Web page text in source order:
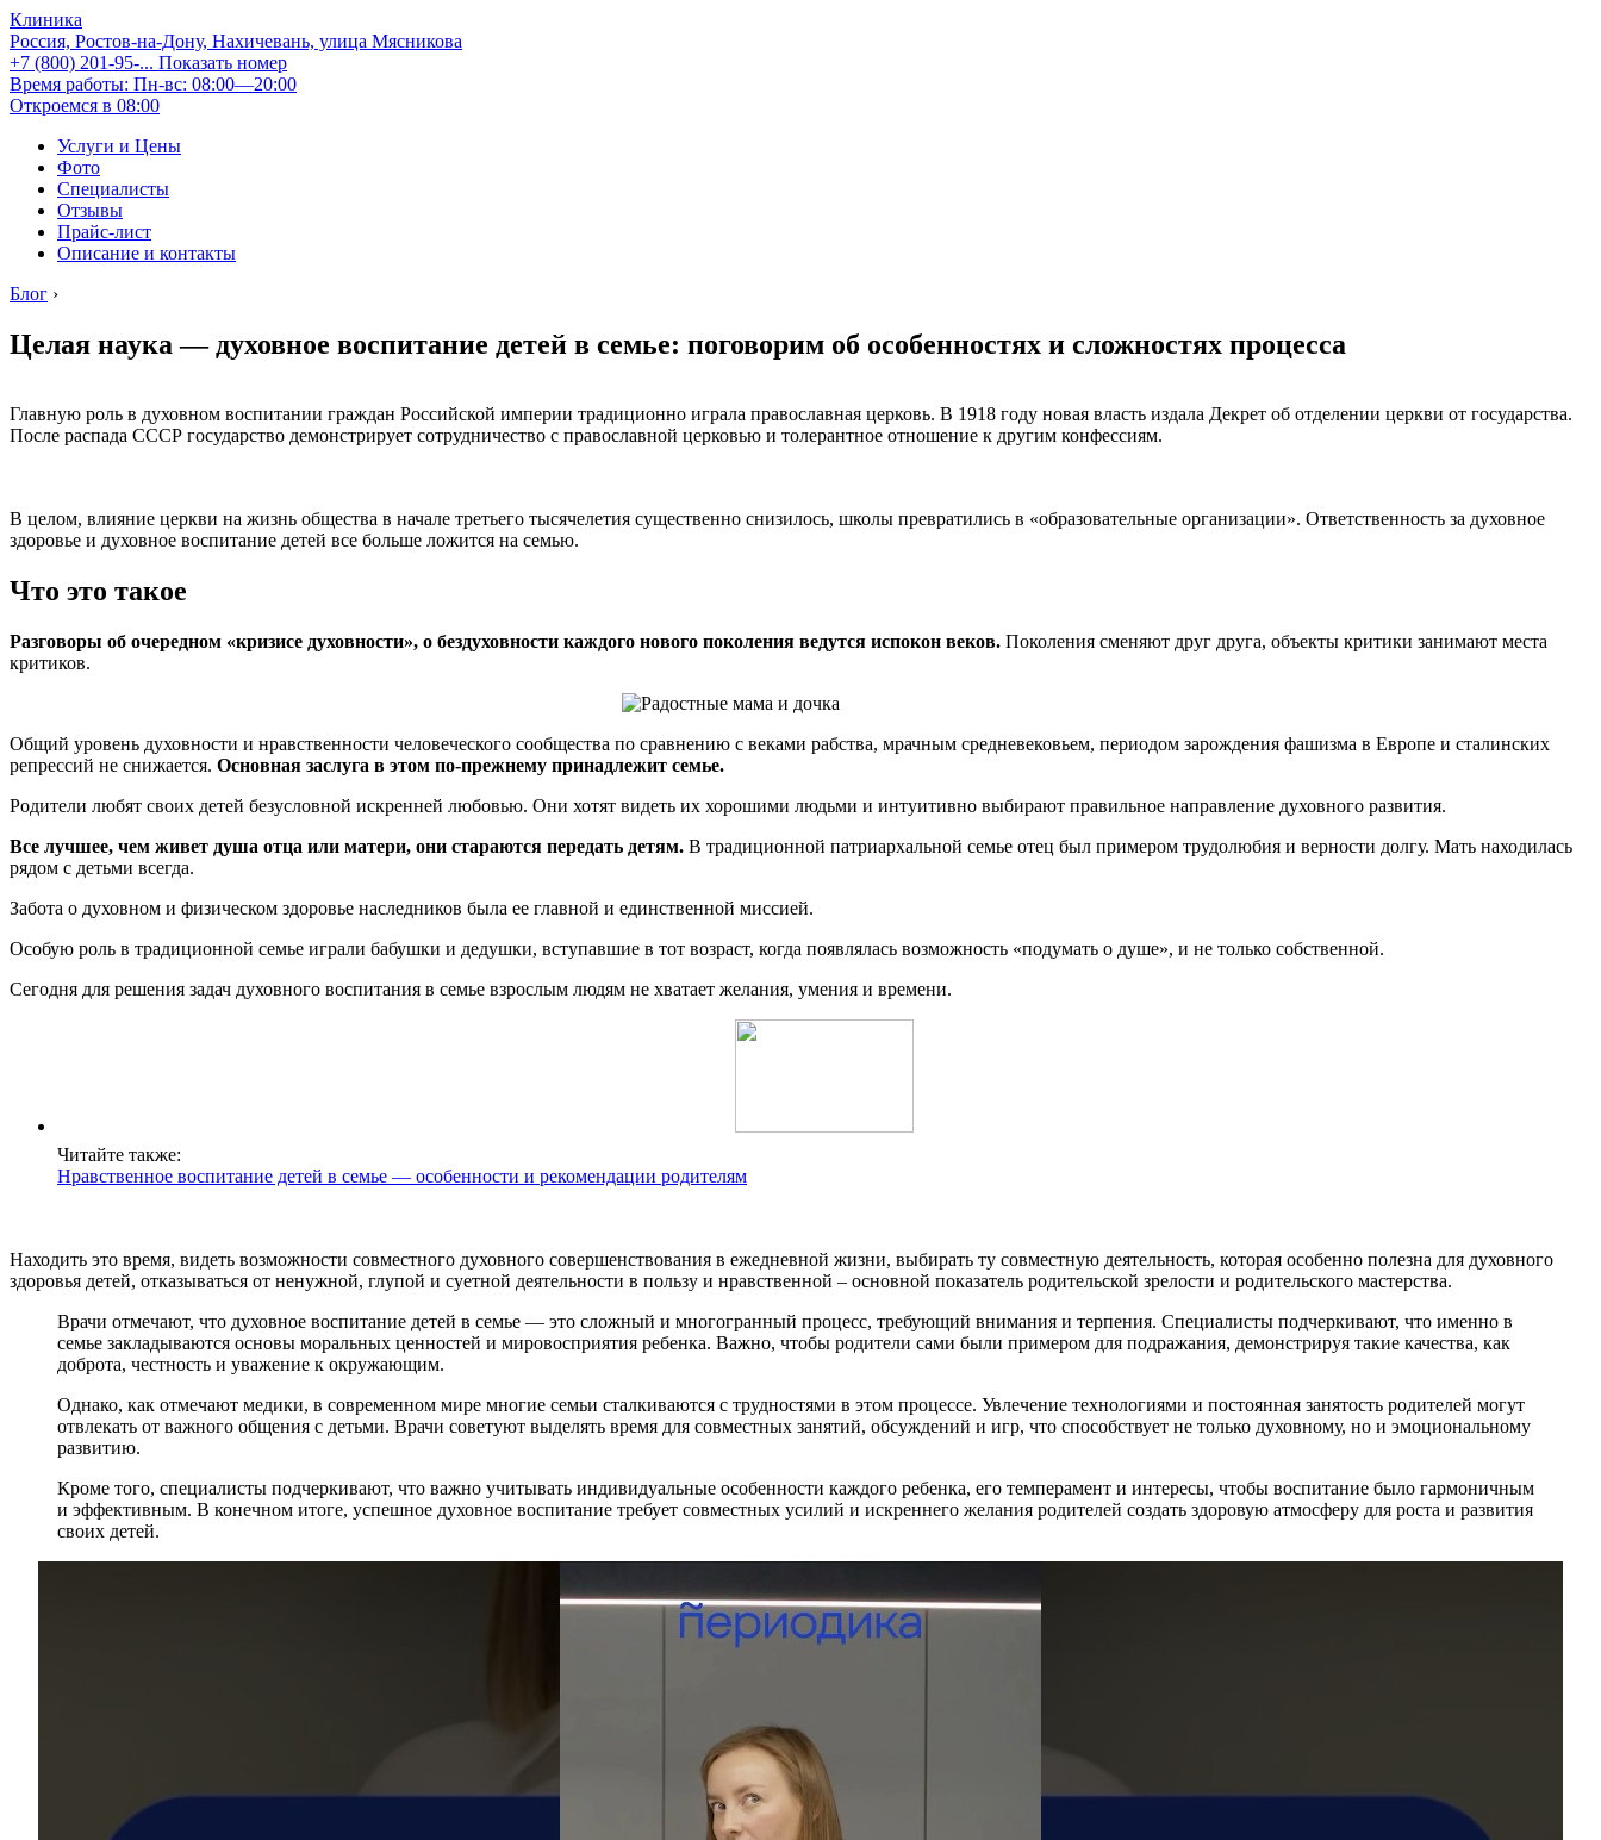
Клиника
Россия, Ростов-на-Дону, Нахичевань, улица Мясникова
+7 (800) 201-95-... Показать номер
Время работы: Пн-вс: 08:00—20:00
Откроемся в 08:00
Услуги и Цены
Фото
Специалисты
Отзывы
Прайс-лист
Описание и контакты
Блог ›
Целая наука — духовное воспитание детей в семье: поговорим об особенностях и сложностях процесса
Главную роль в духовном воспитании граждан Российской империи традиционно играла православная церковь. В 1918 году новая власть издала Декрет об отделении церкви от государства.
После распада СССР государство демонстрирует сотрудничество с православной церковью и толерантное отношение к другим конфессиям.
В целом, влияние церкви на жизнь общества в начале третьего тысячелетия существенно снизилось, школы превратились в «образовательные организации». Ответственность за духовное
здоровье и духовное воспитание детей все больше ложится на семью.
Что это такое
Разговоры об очередном «кризисе духовности», о бездуховности каждого нового поколения ведутся испокон веков. Поколения сменяют друг друга, объекты критики занимают места
критиков.
Общий уровень духовности и нравственности человеческого сообщества по сравнению с веками рабства, мрачным средневековьем, периодом зарождения фашизма в Европе и сталинских
репрессий не снижается. Основная заслуга в этом по-прежнему принадлежит семье.
Родители любят своих детей безусловной искренней любовью. Они хотят видеть их хорошими людьми и интуитивно выбирают правильное направление духовного развития.
Все лучшее, чем живет душа отца или матери, они стараются передать детям. В традиционной патриархальной семье отец был примером трудолюбия и верности долгу. Мать находилась
рядом с детьми всегда.
Забота о духовном и физическом здоровье наследников была ее главной и единственной миссией.
Особую роль в традиционной семье играли бабушки и дедушки, вступавшие в тот возраст, когда появлялась возможность «подумать о душе», и не только собственной.
Сегодня для решения задач духовного воспитания в семье взрослым людям не хватает желания, умения и времени.
Читайте также:
Нравственное воспитание детей в семье — особенности и рекомендации родителям
Находить это время, видеть возможности совместного духовного совершенствования в ежедневной жизни, выбирать ту совместную деятельность, которая особенно полезна для духовного
здоровья детей, отказываться от ненужной, глупой и суетной деятельности в пользу и нравственной – основной показатель родительской зрелости и родительского мастерства.
Врачи отмечают, что духовное воспитание детей в семье — это сложный и многогранный процесс, требующий внимания и терпения. Специалисты подчеркивают, что именно в
семье закладываются основы моральных ценностей и мировосприятия ребенка. Важно, чтобы родители сами были примером для подражания, демонстрируя такие качества, как
доброта, честность и уважение к окружающим.
Однако, как отмечают медики, в современном мире многие семьи сталкиваются с трудностями в этом процессе. Увлечение технологиями и постоянная занятость родителей могут
отвлекать от важного общения с детьми. Врачи советуют выделять время для совместных занятий, обсуждений и игр, что способствует не только духовному, но и эмоциональному
развитию.
Кроме того, специалисты подчеркивают, что важно учитывать индивидуальные особенности каждого ребенка, его темперамент и интересы, чтобы воспитание было гармоничным
и эффективным. В конечном итоге, успешное духовное воспитание требует совместных усилий и искреннего желания родителей создать здоровую атмосферу для роста и развития
своих детей.